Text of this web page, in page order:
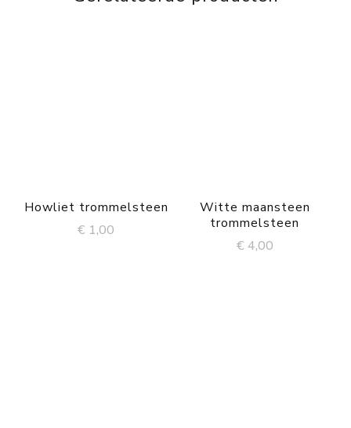
Howliet trommelsteen
€ 1,00
Witte maansteen
trommelsteen
€ 4,00